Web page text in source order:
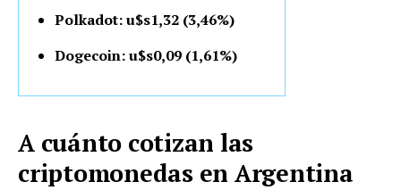
Polkadot: u$s1,32 (3,46%)
Dogecoin: u$s0,09 (1,61%)
A cuánto cotizan las
criptomonedas en Argentina